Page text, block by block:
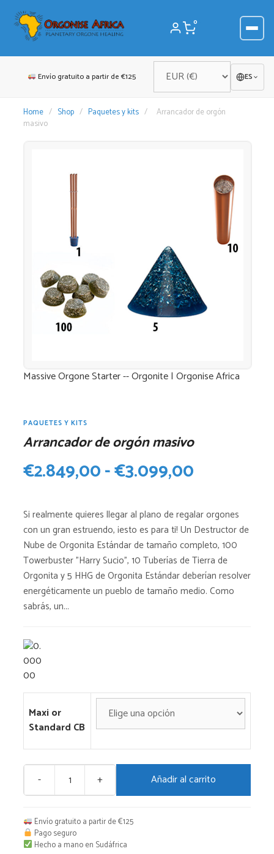
contenido
0
Envío gratuito a partir de €125 ES
Home / Shop / Paquetes y kits /
Arrancador de orgón
masivo
Massive Orgone Starter -- Orgonite | Orgonise Africa
PAQUETES Y KITS
Arrancador de orgón masivo
€2.849,00-€3.099,00
precios:
desde
€2.849,00
hasta
Si realmente quieres llegar al plano de regalar orgones
con un gran estruendo, ¡esto es para ti! Un Destructor de
Nube de Orgonita Estándar de tamaño completo, 100
Towerbuster "Harry Sucio", 10 Tuberías de Tierra de
Orgonita y 5 HHG de Orgonita Estándar deberían resolver
energéticamente un pueblo de tamaño medio. Como
sabrás, un...
Maxi or
Standard CB
-
Arrancador
de
orgón
masivo
cantidad
+ Añadir al carrito
Envío gratuito a partir de €125
Pago seguro
Hecho a mano en Sudáfrica